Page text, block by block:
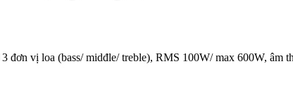
vị loa (bass/ midđle/ treble), RMS 100W/ max 600W, âm